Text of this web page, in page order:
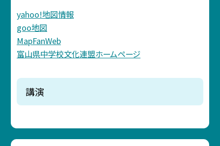
yahoo!地図情報
goo地図
MapFanWeb
富山県中学校文化連盟ホームページ
講演